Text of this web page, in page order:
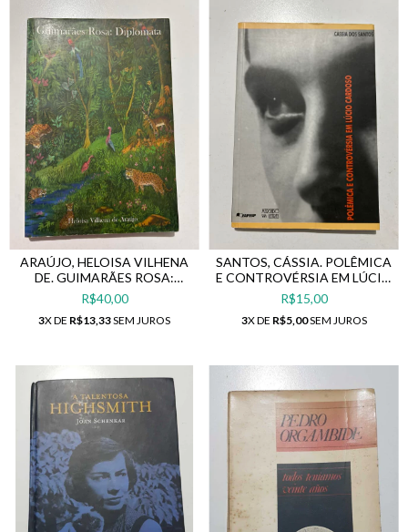
ARAÚJO, HELOISA VILHENA
DE. GUIMARÃES ROSA:
DIPLOMATA
R$40,00
3X DE R$13,33SEM JUROS
SANTOS, CÁSSIA. POLÊMICA
E CONTROVÉRSIA EM LÚCIO
CARDOSO
R$15,00
3X DE R$5,00SEM JUROS